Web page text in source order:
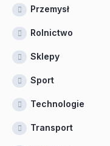
Przemysł
Rolnictwo
Sklepy
Sport
Technologie
Transport